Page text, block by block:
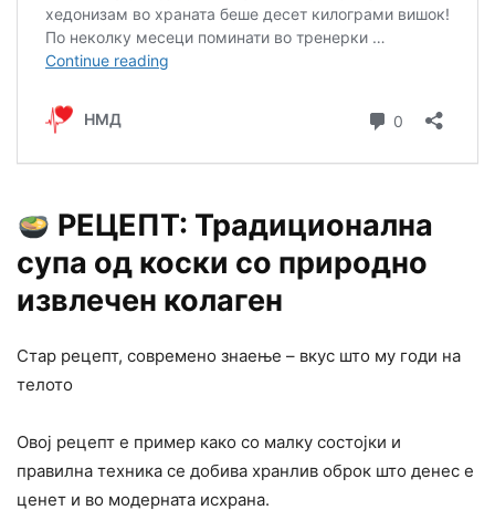
РЕЦЕПТ: Традиционална
супа од коски со природно
извлечен колаген
Стар рецепт, современо знаење – вкус што му годи на
телото
Овој рецепт е пример како со малку состојки и
правилна техника се добива хранлив оброк што денес е
ценет и во модерната исхрана.